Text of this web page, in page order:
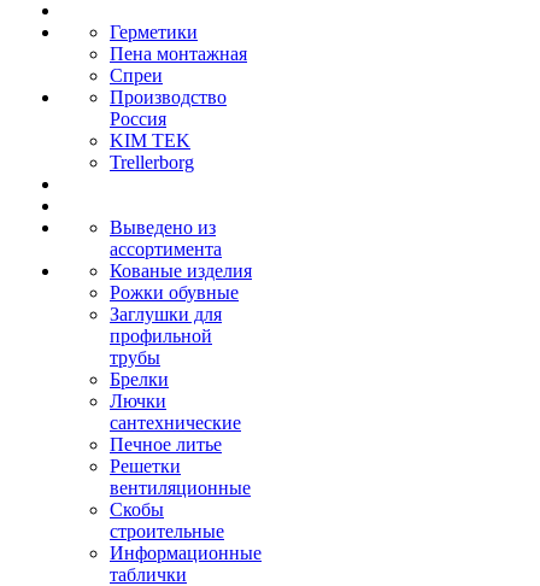
Герметики
Пена монтажная
Спреи
Производство
Россия
KIM TEK
Trellerborg
Выведено из
ассортимента
Кованые изделия
Рожки обувные
Заглушки для
профильной
трубы
Брелки
Лючки
сантехнические
Печное литье
Решетки
вентиляционные
Скобы
строительные
Информационные
таблички